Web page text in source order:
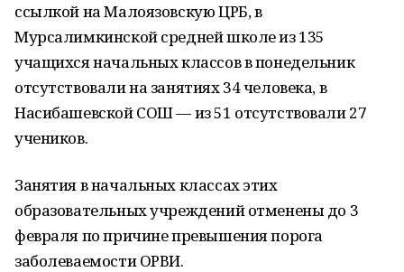
ссылкой на Малоязовскую ЦРБ, в
Мурсалимкинской средней школе из 135
учащихся начальных классов в понедельник
отсутствовали на занятиях 34 человека, в
Насибашевской СОШ — из 51 отсутствовали 27
учеников.
Занятия в начальных классах этих
образовательных учреждений отменены до 3
февраля по причине превышения порога
заболеваемости ОРВИ.